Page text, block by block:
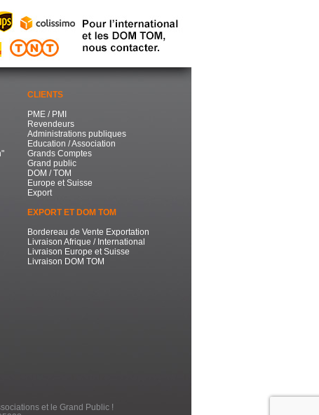
CLIENTS
PME / PMI
Revendeurs
Administrations publiques
Education / Association
Grands Comptes
Grand public
DOM / TOM
Europe et Suisse
Export
EXPORT ET DOM TOM
Bordereau de Vente Exportation
Livraison Afrique / International
Livraison Europe et Suisse
Livraison DOM TOM
et le Grand Public !